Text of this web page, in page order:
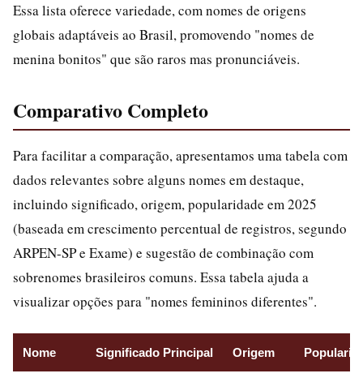
Essa lista oferece variedade, com nomes de origens
globais adaptáveis ao Brasil, promovendo "nomes de
menina bonitos" que são raros mas pronunciáveis.
Comparativo Completo
Para facilitar a comparação, apresentamos uma tabela com
dados relevantes sobre alguns nomes em destaque,
incluindo significado, origem, popularidade em 2025
(baseada em crescimento percentual de registros, segundo
ARPEN-SP e Exame) e sugestão de combinação com
sobrenomes brasileiros comuns. Essa tabela ajuda a
visualizar opções para "nomes femininos diferentes".
Nome Significado Principal Origem